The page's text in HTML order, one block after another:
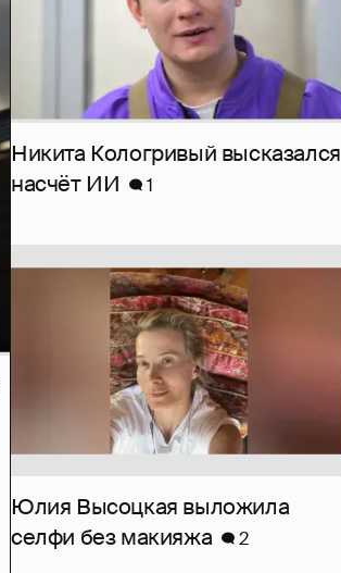
Никита Кологривый высказался
насчёт ИИ
1
Юлия Высоцкая выложила
селфи без макияжа
2